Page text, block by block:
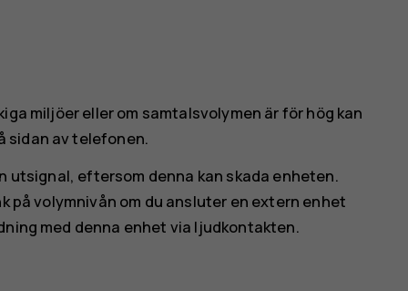
miljöer eller om samtalsvolymen är för hög kan
sidan av telefonen.
eftersom denna kan skada enheten.
volymnivån om du ansluter en extern enhet
med denna enhet via ljudkontakten.